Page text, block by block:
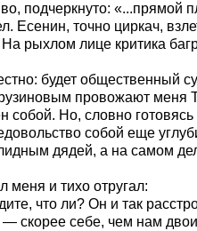
подчеркнуто: «...прямой
Есенин, точно циркач,
рыхлом лице критика
будет общественный
провожают меня
Но, словно
собой еще
дядей, а на самом
меня и тихо отругал:
что ли? Он и так
скорее себе, чем нам